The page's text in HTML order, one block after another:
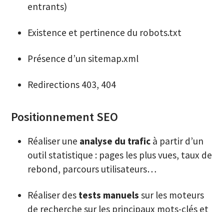
entrants)
Existence et pertinence du robots.txt
Présence d’un sitemap.xml
Redirections 403, 404
Positionnement SEO
Réaliser une analyse du trafic à partir d’un
outil statistique : pages les plus vues, taux de
rebond, parcours utilisateurs…
Réaliser des tests manuels sur les moteurs
de recherche sur les principaux mots-clés et